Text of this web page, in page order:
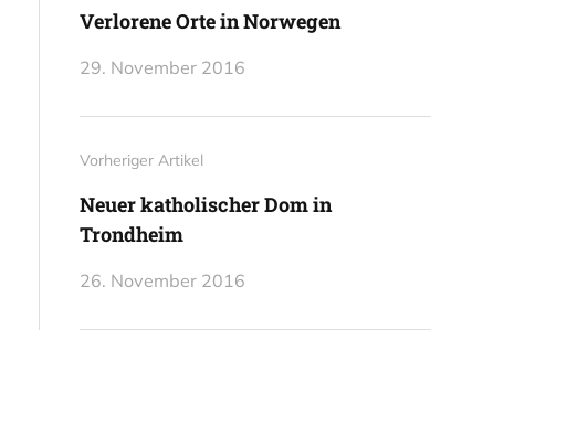
Verlorene Orte in Norwegen
29. November 2016
Vorheriger Artikel
Neuer katholischer Dom in
Trondheim
26. November 2016